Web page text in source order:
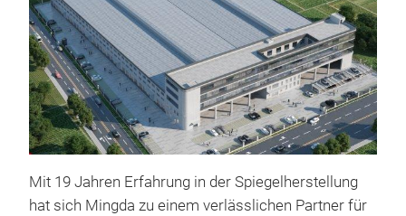
Mit 19 Jahren Erfahrung in der Spiegelherstellung
hat sich Mingda zu einem verlässlichen Partner für